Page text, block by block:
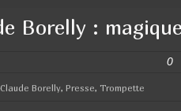
Borelly :
0
Borelly ,Presse Trompette